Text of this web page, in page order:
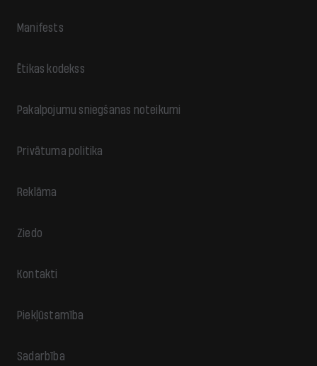
Manifests
Ētikas kodekss
Pakalpojumu sniegšanas noteikumi
Privātuma politika
Reklāma
Ziedo
Kontakti
Piekļūstamība
Sadarbība